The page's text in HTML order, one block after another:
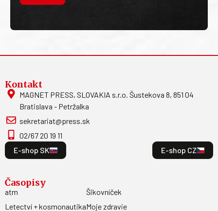
Kontakt
MAGNET PRESS, SLOVAKIA s.r.o. Šustekova 8, 851 04
Bratislava - Petržalka
sekretariat@press.sk
02/67 20 19 11
E-shop SK
E-shop CZ
Časopisy
atm
Letectví + kosmonautika
Šikovníček
Moje zdravie